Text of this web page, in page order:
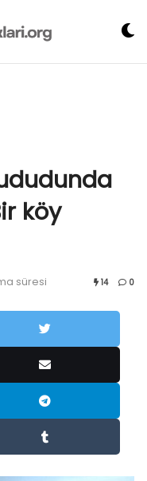
köy
süresi 14 0